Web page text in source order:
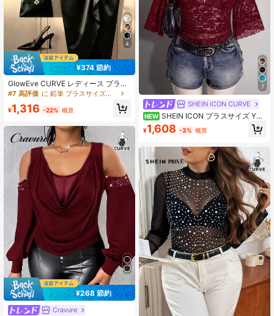
4
¥374 節約
GlowEve CURVE レディース プラス
サイズ 無地 プリーツ ファッション
#7 高評価 に 鉛筆 プラスサイズのボトムス
¥1,316 -22% 概算
¥268 節約
Cravure
7
SHEIN ICON CURVE
NEW SHEIN ICON プラスサイズ Y2K
セクシー Vネック レース パッチワー
ク フレアスリーブ トップス
¥1,608 -3% 概算